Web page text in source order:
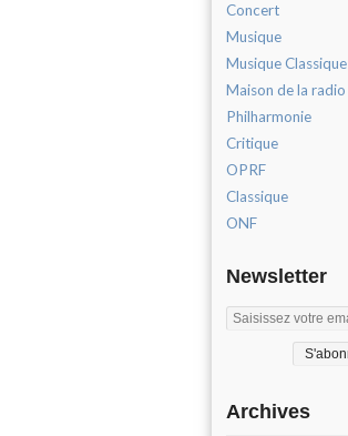
Concert
Musique
Musique Classique
Maison de la radio
Philharmonie
Critique
OPRF
Classique
ONF
Newsletter
Archives